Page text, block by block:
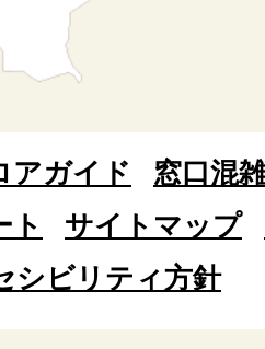
アガイド
窓口混
ト
サイトマップ
シビリティ方針